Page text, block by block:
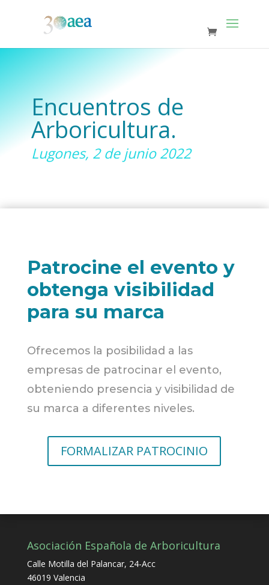
Encuentros de
Arboricultura.
Lugones, 2 de junio 2022
Patrocine el evento y
obtenga visibilidad
para su marca
Ofrecemos la posibilidad a las
empresas de patrocinar el evento,
obteniendo presencia y visibilidad de
su marca a diferentes niveles.
FORMALIZAR PATROCINIO
Asociación Española de Arboricultura
Calle Motilla del Palancar, 24-Acc
46019 Valencia